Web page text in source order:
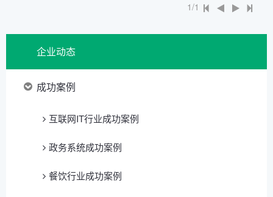
1/1
企业动态
成功案例
互联网IT行业成功案例
政务系统成功案例
餐饮行业成功案例